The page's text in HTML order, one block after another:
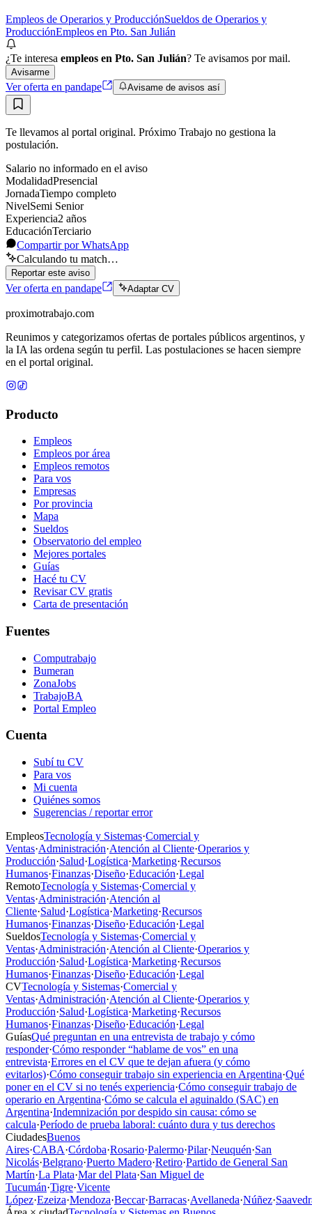
Empleos de Operarios y ProducciónSueldos de Operarios y
ProducciónEmpleos en Pto. San Julián
¿Te interesa empleos en Pto. San Julián? Te avisamos por mail.
Avisarme
Ver oferta en pandape Avisame de avisos así
Te llevamos al portal original. Próximo Trabajo no gestiona la
postulación.
Salario no informado en el aviso
ModalidadPresencial
JornadaTiempo completo
NivelSemi Senior
Experiencia2 años
EducaciónTerciario
Compartir por WhatsApp
Calculando tu match…
Reportar este aviso
Ver oferta en pandape Adaptar CV
proximotrabajo.com
Reunimos y categorizamos ofertas de portales públicos argentinos, y
la IA las ordena según tu perfil. Las postulaciones se hacen siempre
en el portal original.
Producto
Empleos
Empleos por área
Empleos remotos
Para vos
Empresas
Por provincia
Mapa
Sueldos
Observatorio del empleo
Mejores portales
Guías
Hacé tu CV
Revisar CV gratis
Carta de presentación
Fuentes
Computrabajo
Bumeran
ZonaJobs
TrabajoBA
Portal Empleo
Cuenta
Subí tu CV
Para vos
Mi cuenta
Quiénes somos
Sugerencias / reportar error
EmpleosTecnología y Sistemas·Comercial y
Ventas·Administración·Atención al Cliente·Operarios y
Producción·Salud·Logística·Marketing·Recursos
Humanos·Finanzas·Diseño·Educación·Legal
RemotoTecnología y Sistemas·Comercial y
Ventas·Administración·Atención al
Cliente·Salud·Logística·Marketing·Recursos
Humanos·Finanzas·Diseño·Educación·Legal
SueldosTecnología y Sistemas·Comercial y
Ventas·Administración·Atención al Cliente·Operarios y
Producción·Salud·Logística·Marketing·Recursos
Humanos·Finanzas·Diseño·Educación·Legal
CVTecnología y Sistemas·Comercial y
Ventas·Administración·Atención al Cliente·Operarios y
Producción·Salud·Logística·Marketing·Recursos
Humanos·Finanzas·Diseño·Educación·Legal
GuíasQué preguntan en una entrevista de trabajo y cómo
responder·Cómo responder “hablame de vos” en una
entrevista·Errores en el CV que te dejan afuera (y cómo
evitarlos)·Cómo conseguir trabajo sin experiencia en Argentina·Qué
poner en el CV si no tenés experiencia·Cómo conseguir trabajo de
operario en Argentina·Cómo se calcula el aguinaldo (SAC) en
Argentina·Indemnización por despido sin causa: cómo se
calcula·Período de prueba laboral: cuánto dura y tus derechos
CiudadesBuenos
Aires·CABA·Córdoba·Rosario·Palermo·Pilar·Neuquén·San
Nicolás·Belgrano·Puerto Madero·Retiro·Partido de General San
Martín·La Plata·Mar del Plata·San Miguel de
Tucumán·Tigre·Vicente
López·Ezeiza·Mendoza·Beccar·Barracas·Avellaneda·Núñez·